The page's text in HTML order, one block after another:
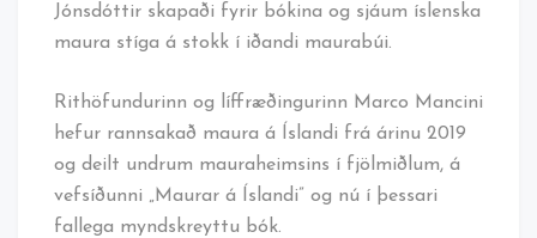
Jónsdóttir skapaði fyrir bókina og sjáum íslenska
maura stíga á stokk í iðandi maurabúi.
Rithöfundurinn og líffræðingurinn Marco Mancini
hefur rannsakað maura á Íslandi frá árinu 2019
og deilt undrum mauraheimsins í fjölmiðlum, á
vefsíðunni „Maurar á Íslandi” og nú í þessari
fallega myndskreyttu bók.